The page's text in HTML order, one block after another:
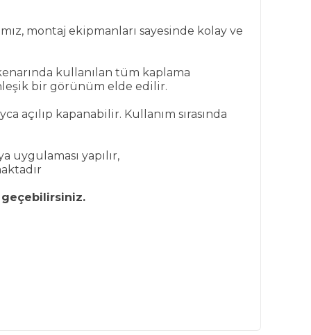
montaj ekipmanları sayesinde kolay ve
kullanılan tüm kaplama
bir görünüm elde edilir.
kapanabilir. Kullanım sırasında
yapılır,